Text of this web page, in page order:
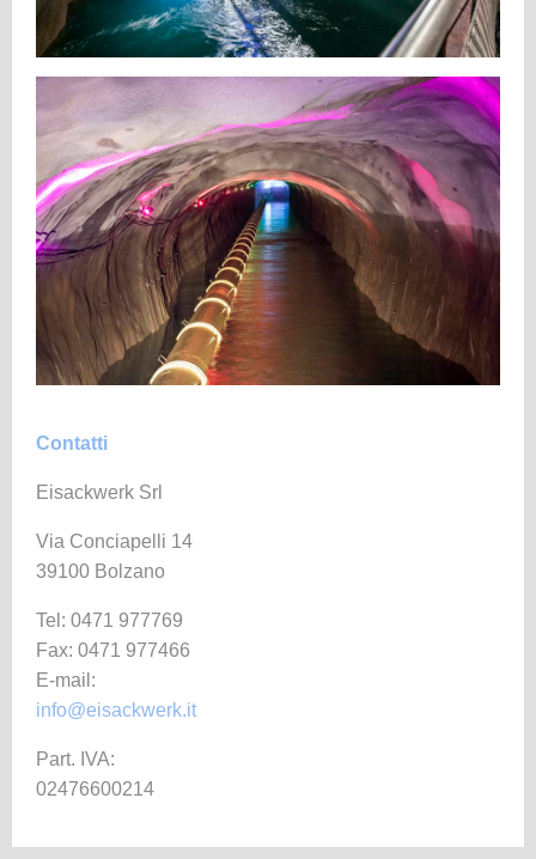
Contatti
Eisackwerk Srl
Via Conciapelli 14
39100 Bolzano
Tel: 0471 977769
Fax: 0471 977466
E-mail:
info@eisackwerk.it
Part. IVA:
02476600214